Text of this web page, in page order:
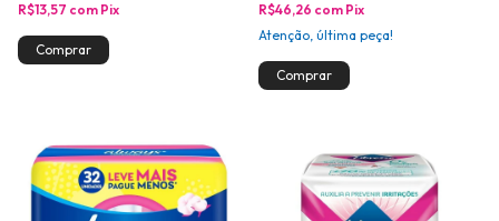
R$13,57 com Pix R$46,26 com Pix
Atenção, última peça!